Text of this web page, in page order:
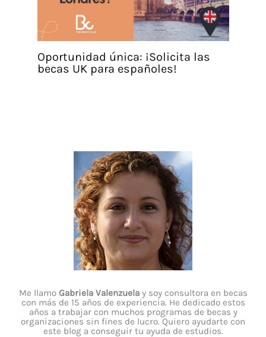
Oportunidad única: ¡Solicita las
becas UK para españoles!
Me llamo Gabriela Valenzuelay soy consultora en becas
con más de 15 años de experiencia. He dedicado estos
años a trabajar con muchos programas de becas y
organizaciones sin fines de lucro. Quiero ayudarte con
este blog a conseguir tu ayuda de estudios.